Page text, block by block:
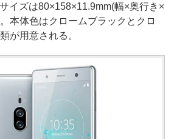
イズは80×158×11.9mm(幅×奥行き×
本体色はクロームブラックとクロ
が用意される。